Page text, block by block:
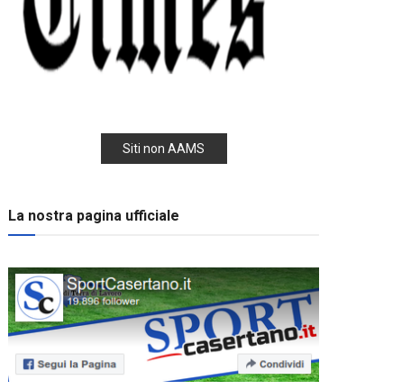
Siti non AAMS
La nostra pagina ufficiale